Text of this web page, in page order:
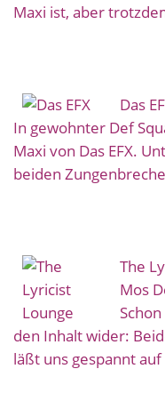
Maxi ist, aber
Das
In gewohnter Def
Maxi von Das EFX.
beiden
The
Mos
den Inhalt wider:
läßt uns gespannt